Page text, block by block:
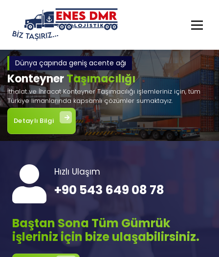
Dünya çapında geniş acente ağı
KonteynerTaşımacılığı
İthalat ve İhracat Konteyner Taşımacılığı işlemleriniz için, tüm
Türkiye limanlarında kapsamlı çözümler sumaktayız.
Detaylı Bilgi
Hızlı Ulaşım
+90 543 649 08 78
Baştan Sona Tüm Gümrük
işleriniz için bize ulaşabilirsiniz.